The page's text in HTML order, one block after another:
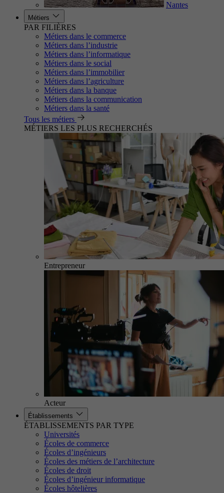
Nantes
Métiers
PAR FILIÈRES
Métiers dans le commerce
Métiers dans l’industrie
Métiers dans l’informatique
Métiers dans le social
Métiers dans l’immobilier
Métiers dans l’agriculture
Métiers dans la banque
Métiers dans la communication
Métiers dans la santé
Tous les métiers
MÉTIERS LES PLUS RECHERCHÉS
Entrepreneur
Acteur
Établissements
ÉTABLISSEMENTS PAR TYPE
Universités
Écoles de commerce
Écoles d’ingénieurs
Écoles des métiers de l’architecture
Écoles de droit
Écoles d’ingénieur informatique
Écoles hôtelières